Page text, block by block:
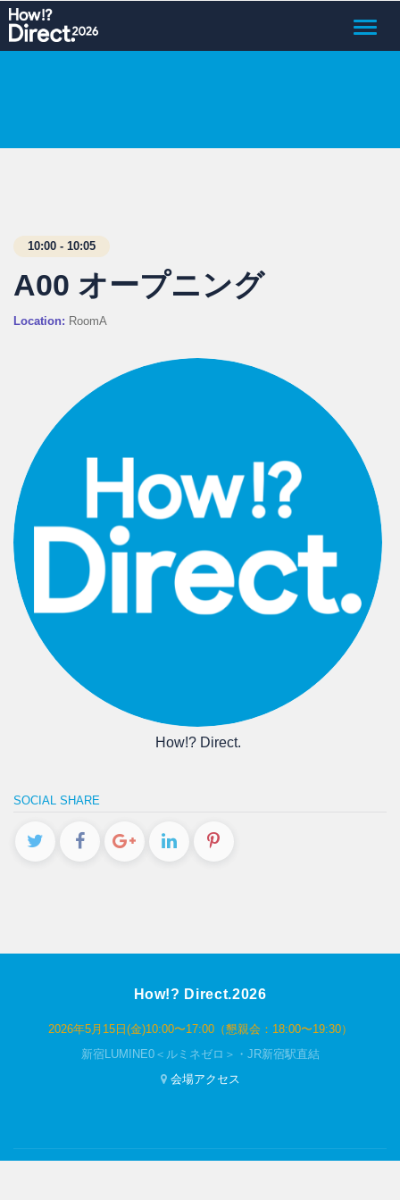
Toggle
10:00 - 10:05
A00 オープニング
Location: RoomA
How!? Direct.
SOCIAL SHARE
How!? Direct.2026
2026年5月15日(金)10:00〜17:00（懇親会：18:00〜19:30）
新宿LUMINE0＜ルミネゼロ＞・JR新宿駅直結
会場アクセス